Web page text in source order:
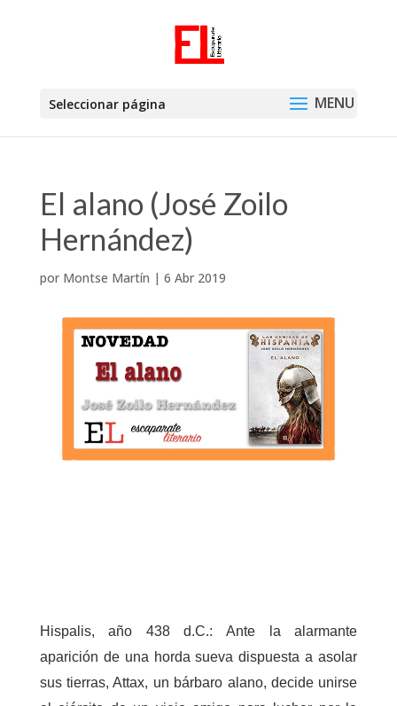
Seleccionar página
El alano (José Zoilo
Hernández)
por Montse Martín | 6 Abr 2019
Hispalis, año 438 d.C.: Ante la alarmante
aparición de una horda sueva dispuesta a asolar
sus tierras, Attax, un bárbaro alano, decide unirse